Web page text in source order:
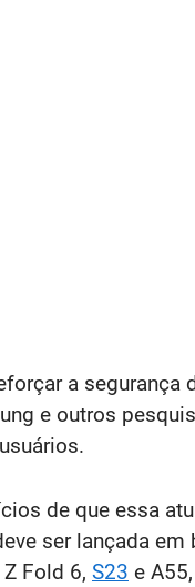
a
e outros
de que essa
ser lançada em
Fold 6, S23 e